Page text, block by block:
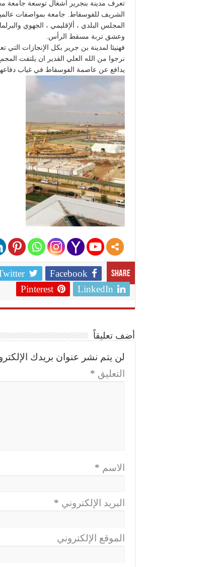
تعرف مدينة بنجرير أشغال توسعة جامعة
الشريف للفوسفاط. جامعة بمواصفات
المجلس البلدي ، ألإقليمي ، الجهوي
وعشق تربة مسقط الرأس.
فهنيئا لمدينة بن جرير بكل الإنجازات التي
نرجوا من الله العلي القدير ان يلتفت
يدافع عن عاصمة الفوسفاط في غياب
Share
Facebook
LinkedIn
Pinterest
أضف تعليقاً
لن يتم نشر عنوان بريدك
التعليق *
الاسم *
البريد الإلكتروني *
الموقع الإلكتروني